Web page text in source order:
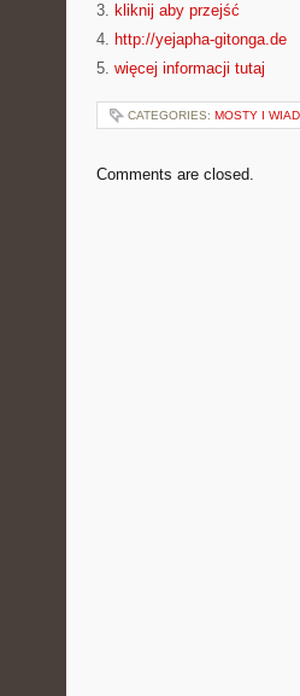
3. kliknij aby przejść
4. http://yejapha-gitonga.de
5. więcej informacji tutaj
CATEGORIES: MOSTY I
Comments are closed.